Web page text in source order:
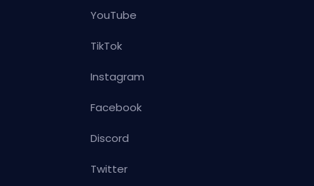
YouTube
TikTok
Instagram
Facebook
Discord
Twitter